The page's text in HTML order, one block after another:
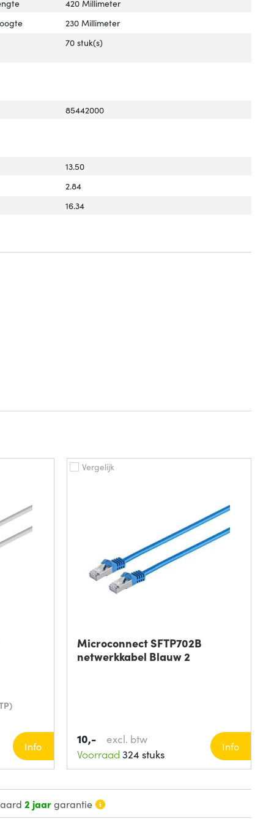
420 Millimeter
230 Millimeter
70 stuk(s)
85442000
13.50
2.84
16.34
Info
Vergelijk
Microconnect SFTP702B
netwerkkabel Blauw 2
10,-
excl. btw
Voorraad 324 stuks
Info
2 jaargarantie